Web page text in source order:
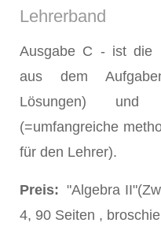
Lehrerband
Ausgabe C - ist die
aus dem
Lösungen) und
(=umfangreiche
für den Lehrer).
Preis: "Algebra
4, 90 Seiten ,